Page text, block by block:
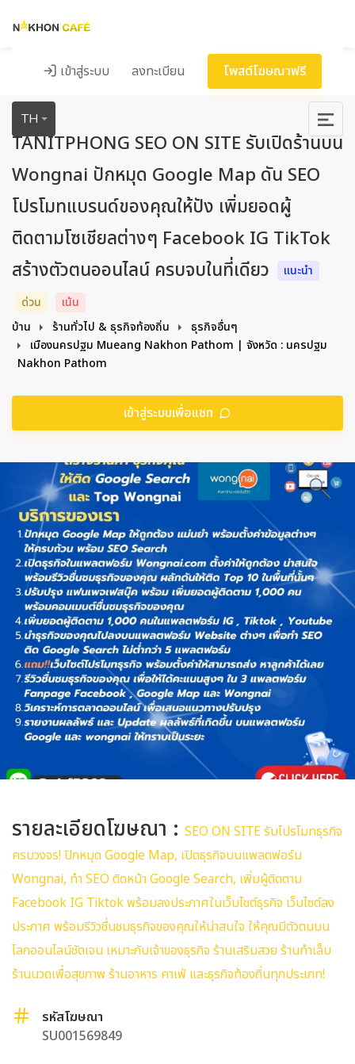
เข้าสู่ระบบ ลงทะเบียน โพสต์โฆษณาฟรี
TH
TANITPHONG SEO ON SITE รับเปิดร้านบน
Wongnai ปักหมุด Google Map ดัน SEO
โปรโมทแบรนด์ของคุณให้ปัง เพิ่มยอดผู้
ติดตามโซเชียลต่างๆ Facebook IG TikTok
สร้างตัวตนออนไลน์ ครบจบในที่เดียว
แนะนำ
ด่วน
เน้น
บ้าน
ร้านทั่วไป & ธุรกิจท้องถิ่น
ธุรกิจอื่นๆ
เมืองนครปฐม Mueang Nakhon Pathom | จังหวัด : นครปฐม
Nakhon Pathom
เข้าสู่ระบบเพื่อแชท
รายละเอียดโฆษณา : SEO ON SITE รับโปรโมทธุรกิจ
ครบวงจร! ปักหมุด Google Map, เปิดธุรกิจบนแพลตฟอร์ม
Wongnai, ทำ SEO ติดหน้า Google Search, เพิ่มผู้ติดตาม
Facebook IG Tiktok พร้อมลงประกาศในเว็บไซต์ธุรกิจ เว็บไซต์ลง
ประกาศ พร้อมรีวิวชื่นชมธุรกิจของคุณให้น่าสนใจ ให้คุณมีตัวตนบน
โลกออนไลน์ชัดเจน เหมาะกับเจ้าของธุรกิจ ร้านเสริมสวย ร้านทำเล็บ
ร้านนวดเพื่อสุขภาพ ร้านอาหาร คาเฟ่ และธุรกิจท้องถิ่นทุกประเภท!
รหัสโฆษณา
SU001569849